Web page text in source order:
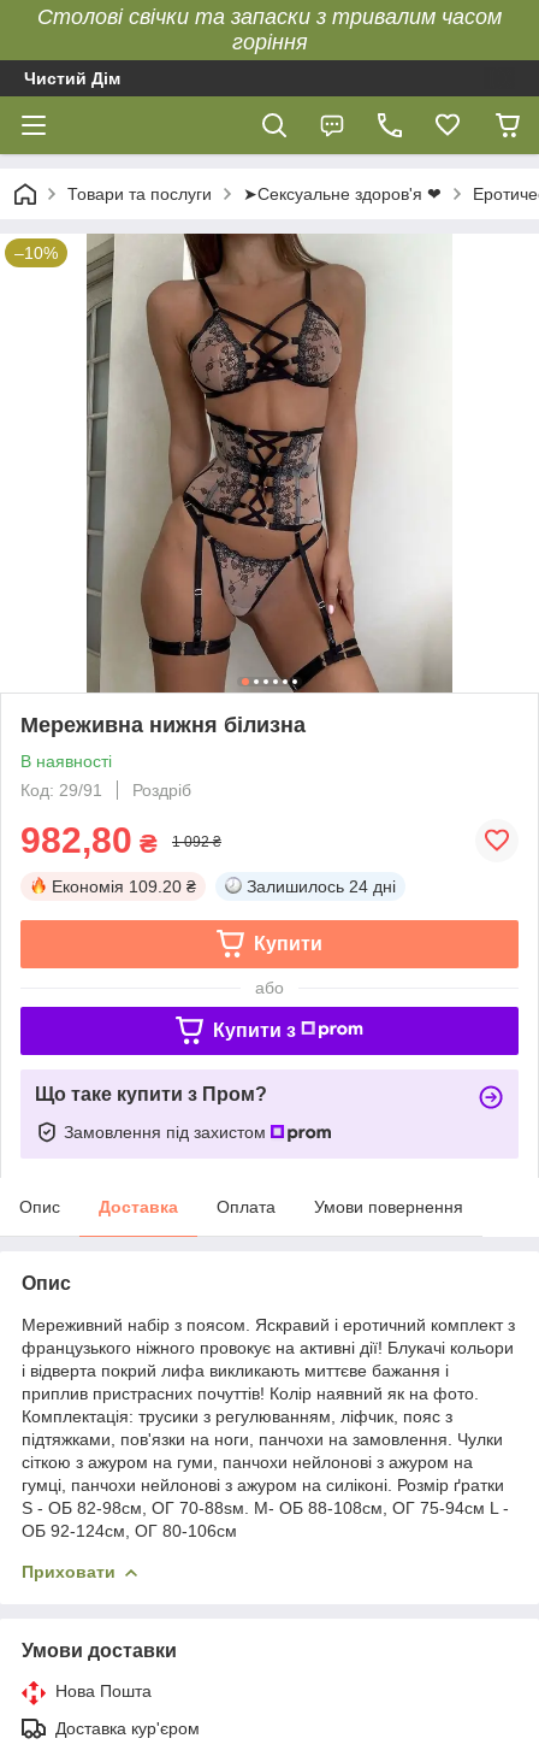
Столові свічки та запаски з тривалим часом
горіння
Чистий Дім
Товари та послуги ➤Сексуальне здоров'я ❤
–10%
Мереживна нижня білизна
В наявності
Код: 29/91
Роздріб
982,80 ₴ 1 092 ₴
Економія 109.20 ₴ Залишилось 24 дні
Купити
або
Купити з
Що таке купити з Пром?
Замовлення під захистом
Опис Доставка Оплата Умови повернення
Опис
Мереживний набір з поясом. Яскравий і еротичний комплект з
французького ніжного провокує на активні дії! Блукачі кольори
і відверта покрий лифа викликають миттєве бажання і
приплив пристрасних почуттів! Колір наявний як на фото.
Комплектація: трусики з регулюванням, ліфчик, пояс з
підтяжками, пов'язки на ноги, панчохи на замовлення. Чулки
сіткою з ажуром на гуми, панчохи нейлонові з ажуром на
гумці, панчохи нейлонові з ажуром на силіконі. Розмір ґратки
S - ОБ 82-98cм, ОГ 70-88sм. M- ОБ 88-108cм, ОГ 75-94см L -
ОБ 92-124cм, ОГ 80-106см
Приховати
Умови доставки
Нова Пошта
Доставка кур'єром